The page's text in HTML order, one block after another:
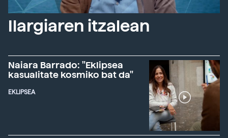
Ilargiaren itzalean
Naiara Barrado: "Eklipsea
kasualitate kosmiko bat da"
EKLIPSEA